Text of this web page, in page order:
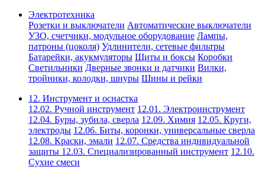
Электротехника
Розетки и выключатели Автоматические выключатели
УЗО, счетчики, модульное оборудование Лампы,
патроны (цоколя) Удлинители, сетевые фильтры
Батарейки, акукмуляторы Щиты и боксы Коробки
Светильники Дверные звонки и датчики Вилки,
тройники, колодки, шнуры Шины и рейки
12. Инструмент и оснастка
12.02. Ручной инструмент 12.01. Электроинструмент
12.04. Буры, зубила, сверла 12.09. Химия 12.05. Круги,
электроды 12.06. Биты, коронки, универсальные сверла
12.08. Краски, эмали 12.07. Средства индивидуальной
защиты 12.03. Специализированный инструмент 12.10.
Сухие смеси